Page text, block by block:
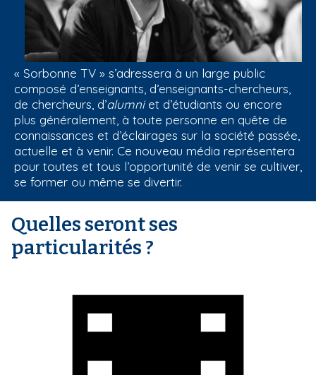
« Sorbonne TV » s’adressera à un large public
composé d’enseignants, d’enseignants-chercheurs,
de chercheurs, d’alumniet d’étudiants ou encore
plus généralement, à toute personne en quête de
connaissances et d’éclairages sur la société passée,
actuelle et à venir. Ce nouveau média représentera
pour toutes et tous l’opportunité de venir se cultiver,
se former ou même se divertir.
Quelles seront ses
particularités ?